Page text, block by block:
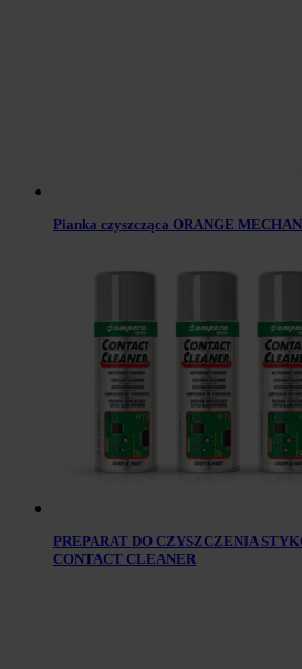
Pianka czyszcząca ORANGE
PREPARAT DO CZYSZCZENIA
CONTACT CLEANER